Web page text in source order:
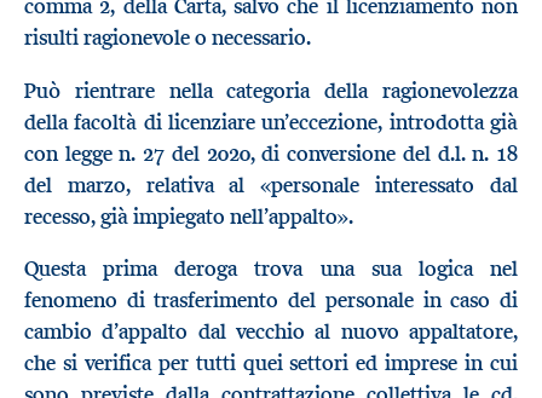
comma 2, della Carta, salvo che il licenziamento non
risulti ragionevole o necessario.
Può rientrare nella categoria della ragionevolezza
della facoltà di licenziare un’eccezione, introdotta già
con legge n. 27 del 2020, di conversione del d.l. n. 18
del marzo, relativa al «personale interessato dal
recesso, già impiegato nell’appalto».
Questa prima deroga trova una sua logica nel
fenomeno di trasferimento del personale in caso di
cambio d’appalto dal vecchio al nuovo appaltatore,
che si verifica per tutti quei settori ed imprese in cui